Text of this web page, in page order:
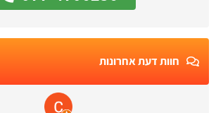
חוות דעת אחרונות